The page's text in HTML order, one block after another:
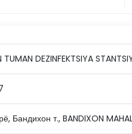
TUMAN DEZINFEKTSIYA
Бандихон т., BANDIXON